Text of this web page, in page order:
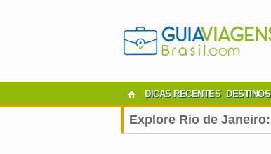
DICAS RECENTES DESTINOS
Explore Rio de Janeiro: